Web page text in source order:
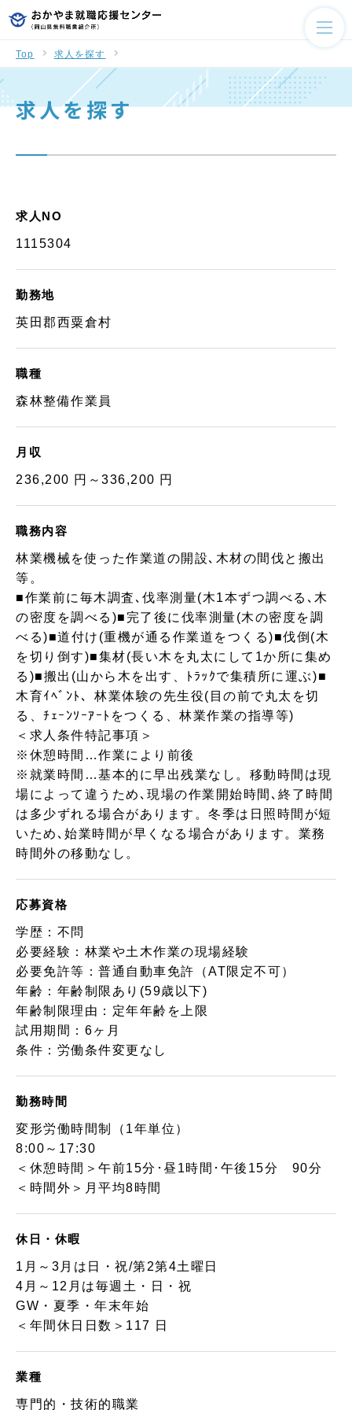
Top 求人を探す
求人を探す
求人NO
1115304
勤務地
英田郡西粟倉村
職種
森林整備作業員
月収
236,200 円～336,200 円
職務内容
林業機械を使った作業道の開設､木材の間伐と搬出
等。
■作業前に毎木調査､伐率測量(木1本ずつ調べる､木
の密度を調べる)■完了後に伐率測量(木の密度を調
べる)■道付け(重機が通る作業道をつくる)■伐倒(木
を切り倒す)■集材(長い木を丸太にして1か所に集め
る)■搬出(山から木を出す、ﾄﾗｯｸで集積所に運ぶ)■
木育ｲﾍﾞﾝﾄ、林業体験の先生役(目の前で丸太を切
る、ﾁｪｰﾝｿｰｱｰﾄをつくる、林業作業の指導等)
＜求人条件特記事項＞
※休憩時間…作業により前後
※就業時間…基本的に早出残業なし。移動時間は現
場によって違うため､現場の作業開始時間､終了時間
は多少ずれる場合があります。冬季は日照時間が短
いため､始業時間が早くなる場合があります。業務
時間外の移動なし。
応募資格
学歴：不問
必要経験：林業や土木作業の現場経験
必要免許等：普通自動車免許（AT限定不可）
年齢：年齢制限あり(59歳以下)
年齢制限理由：定年年齢を上限
試用期間：6ヶ月
条件：労働条件変更なし
勤務時間
変形労働時間制（1年単位）
8:00～17:30
＜休憩時間＞午前15分･昼1時間･午後15分 90分
＜時間外＞月平均8時間
休日・休暇
1月～3月は日・祝/第2第4土曜日
4月～12月は毎週土・日・祝
GW・夏季・年末年始
＜年間休日日数＞117 日
業種
専門的・技術的職業